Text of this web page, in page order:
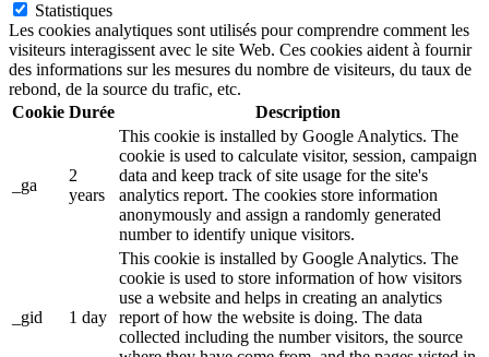
Statistiques
Les cookies analytiques sont utilisés pour comprendre comment les
visiteurs interagissent avec le site Web. Ces cookies aident à fournir
des informations sur les mesures du nombre de visiteurs, du taux de
rebond, de la source du trafic, etc.
Cookie Durée Description
_ga
2
years
This cookie is installed by Google Analytics. The
cookie is used to calculate visitor, session, campaign
data and keep track of site usage for the site's
analytics report. The cookies store information
anonymously and assign a randomly generated
number to identify unique visitors.
_gid 1 day
This cookie is installed by Google Analytics. The
cookie is used to store information of how visitors
use a website and helps in creating an analytics
report of how the website is doing. The data
collected including the number visitors, the source